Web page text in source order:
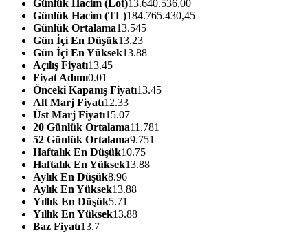
Günlük Hacim (Lot)13.640.536,00
Günlük Hacim (TL)184.765.430,45
Günlük Ortalama13.545
Gün İçi En Düşük13.23
Gün İçi En Yüksek13.88
Açılış Fiyatı13.45
Fiyat Adımı0.01
Önceki Kapanış Fiyatı13.45
Alt Marj Fiyatı12.33
Üst Marj Fiyatı15.07
20 Günlük Ortalama11.781
52 Günlük Ortalama9.751
Haftalık En Düşük10.75
Haftalık En Yüksek13.88
Aylık En Düşük8.96
Aylık En Yüksek13.88
Yıllık En Düşük5.71
Yıllık En Yüksek13.88
Baz Fiyatı13.7